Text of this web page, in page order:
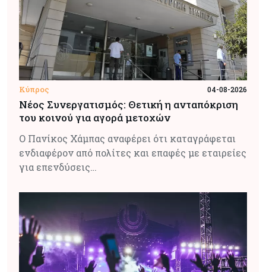
Κύπρος 04-08-2026
Νέος Συνεργατισμός: Θετική η ανταπόκριση
του κοινού για αγορά μετοχών
Ο Πανίκος Χάμπας αναφέρει ότι καταγράφεται
ενδιαφέρον από πολίτες και επαφές με εταιρείες
για επενδύσεις…